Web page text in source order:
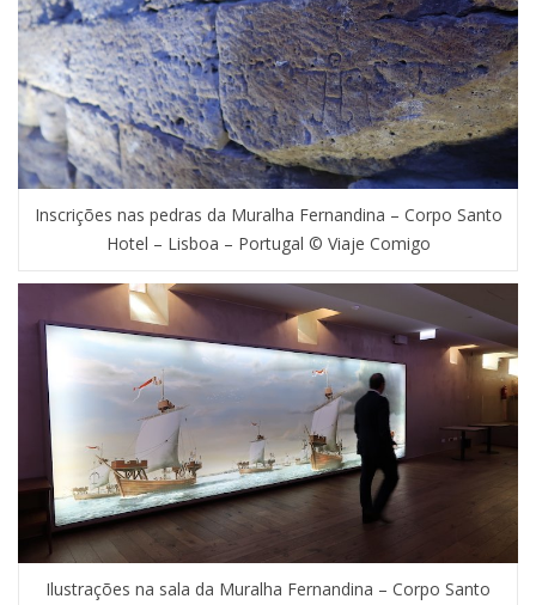
Inscrições nas pedras da Muralha Fernandina – Corpo Santo
Hotel – Lisboa – Portugal © Viaje Comigo
Ilustrações na sala da Muralha Fernandina – Corpo Santo